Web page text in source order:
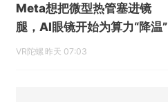
Meta想把微型热管塞进镜
腿，AI眼镜开始为算力“降温”
VR陀螺 昨天 07:03